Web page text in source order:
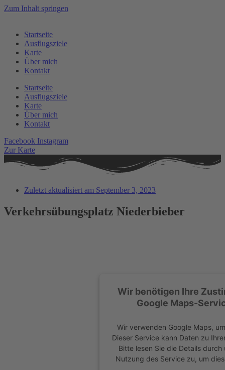
Zum Inhalt springen
Startseite
Ausflugsziele
Karte
Über mich
Kontakt
Startseite
Ausflugsziele
Karte
Über mich
Kontakt
Facebook Instagram
Zur Karte
Zuletzt aktualisiert am September 3, 2023
Verkehrsübungsplatz Niederbieber
Wir benötigen Ihre
Google Maps-
Wir verwenden Google Maps,
Dieser Service kann Daten zu
Bitte lesen Sie die Details
Nutzung des Service zu, um